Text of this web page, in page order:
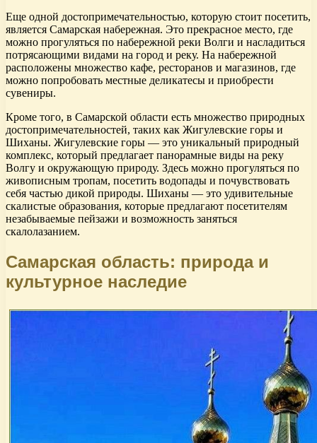
Еще одной достопримечательностью, которую стоит посетить,
является Самарская набережная. Это прекрасное место, где
можно прогуляться по набережной реки Волги и насладиться
потрясающими видами на город и реку. На набережной
расположены множество кафе, ресторанов и магазинов, где
можно попробовать местные деликатесы и приобрести
сувениры.
Кроме того, в Самарской области есть множество природных
достопримечательностей, таких как Жигулевские горы и
Шиханы. Жигулевские горы — это уникальный природный
комплекс, который предлагает панорамные виды на реку
Волгу и окружающую природу. Здесь можно прогуляться по
живописным тропам, посетить водопады и почувствовать
себя частью дикой природы. Шиханы — это удивительные
скалистые образования, которые предлагают посетителям
незабываемые пейзажи и возможность заняться
скалолазанием.
Самарская область: природа и
культурное наследие